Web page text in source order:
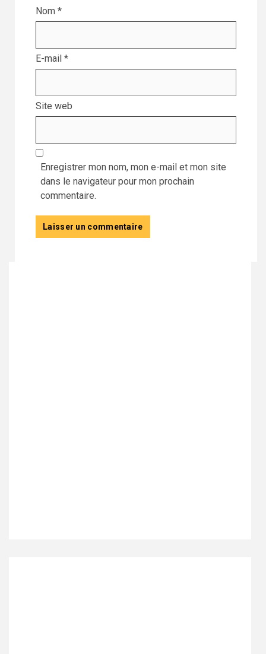
Nom *
E-mail *
Site web
Enregistrer mon nom, mon e-mail et mon site
dans le navigateur pour mon prochain
commentaire.